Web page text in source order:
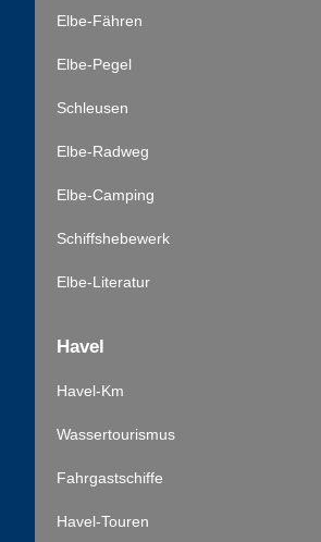
Elbe-Fähren
Elbe-Pegel
Schleusen
Elbe-Radweg
Elbe-Camping
Schiffshebewerk
Elbe-Literatur
Havel
Havel-Km
Wassertourismus
Fahrgastschiffe
Havel-Touren